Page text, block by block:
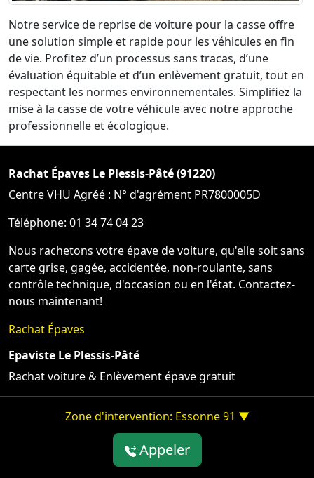
Notre service de reprise de voiture pour la casse offre
une solution simple et rapide pour les véhicules en fin
de vie. Profitez d’un processus sans tracas, d’une
évaluation équitable et d’un enlèvement gratuit, tout en
respectant les normes environnementales. Simplifiez la
mise à la casse de votre véhicule avec notre approche
professionnelle et écologique.
Rachat Épaves Le Plessis-Pâté (91220)
Centre VHU Agréé : N° d'agrément PR7800005D
Téléphone: 01 34 74 04 23
Nous rachetons votre épave de voiture, qu'elle soit sans
carte grise, gagée, accidentée, non-roulante, sans
contrôle technique, d'occasion ou en l'état. Contactez-
nous maintenant!
Rachat Épaves
Epaviste Le Plessis-Pâté
Rachat voiture & Enlèvement épave gratuit
Zone d'intervention: Essonne 91 ▼
Appeler